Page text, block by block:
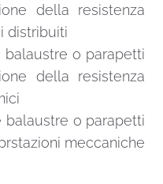
della resistenza
distribuiti
o parapetti
della resistenza
balaustre o parapetti
meccaniche